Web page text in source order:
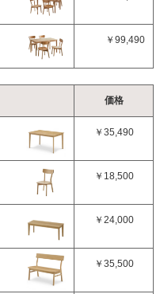
￥99,490
価格
￥35,490
￥18,500
￥24,000
￥35,500